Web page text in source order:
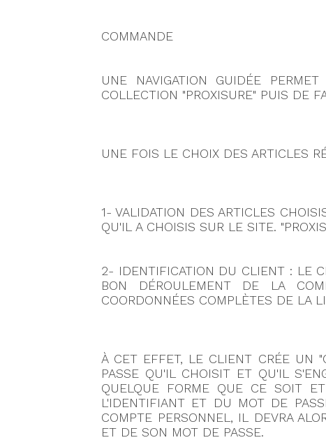
COMMANDE
UNE NAVIGATION GUIDÉE
COLLECTION "PROXISURE" PUIS DE
UNE FOIS LE CHOIX DES ARTICLES
1- VALIDATION DES ARTICLES
QU'IL A CHOISIS SUR LE SITE.
2- IDENTIFICATION DU CLIENT : LE
BON DÉROULEMENT DE LA
COORDONNÉES COMPLÈTES DE LA
À CET EFFET, LE CLIENT CRÉE UN
PASSE QU'IL CHOISIT ET QU'IL
QUELQUE FORME QUE CE SOIT
L'IDENTIFIANT ET DU MOT DE
COMPTE PERSONNEL, IL DEVRA
ET DE SON MOT DE PASSE.